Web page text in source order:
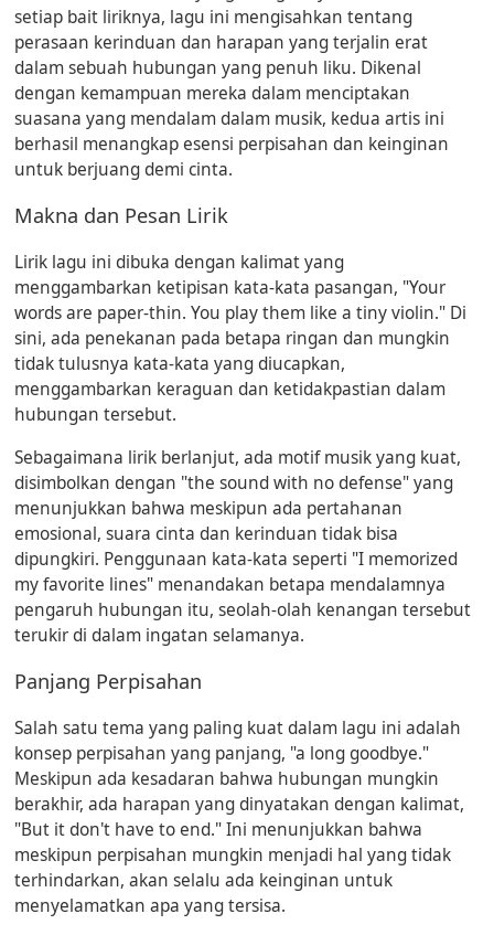
setiap bait liriknya, lagu ini mengisahkan tentang
perasaan kerinduan dan harapan yang terjalin erat
dalam sebuah hubungan yang penuh liku. Dikenal
dengan kemampuan mereka dalam menciptakan
suasana yang mendalam dalam musik, kedua artis ini
berhasil menangkap esensi perpisahan dan keinginan
untuk berjuang demi cinta.
Makna dan Pesan Lirik
Lirik lagu ini dibuka dengan kalimat yang
menggambarkan ketipisan kata-kata pasangan, "Your
words are paper-thin. You play them like a tiny violin." Di
sini, ada penekanan pada betapa ringan dan mungkin
tidak tulusnya kata-kata yang diucapkan,
menggambarkan keraguan dan ketidakpastian dalam
hubungan tersebut.
Sebagaimana lirik berlanjut, ada motif musik yang kuat,
disimbolkan dengan "the sound with no defense" yang
menunjukkan bahwa meskipun ada pertahanan
emosional, suara cinta dan kerinduan tidak bisa
dipungkiri. Penggunaan kata-kata seperti "I memorized
my favorite lines" menandakan betapa mendalamnya
pengaruh hubungan itu, seolah-olah kenangan tersebut
terukir di dalam ingatan selamanya.
Panjang Perpisahan
Salah satu tema yang paling kuat dalam lagu ini adalah
konsep perpisahan yang panjang, "a long goodbye."
Meskipun ada kesadaran bahwa hubungan mungkin
berakhir, ada harapan yang dinyatakan dengan kalimat,
"But it don't have to end." Ini menunjukkan bahwa
meskipun perpisahan mungkin menjadi hal yang tidak
terhindarkan, akan selalu ada keinginan untuk
menyelamatkan apa yang tersisa.